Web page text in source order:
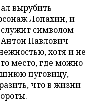
вырубить
Лопахин, и
служит символом
Павлович
хотя и не
место, где можно
пуговицу,
что в жизни